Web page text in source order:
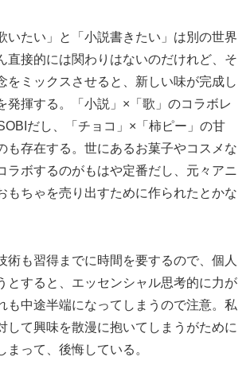
いたい」と「小説書きたい」は別の世界
直接的には関わりはないのだけれど、そ
をミックスさせると、新しい味が完成し
発揮する。「小説」×「歌」のコラボレ
だし、「チョコ」×「柿ピー」の甘
も存在する。世にあるお菓子やコスメな
ラボするのがもはや定番だし、元々アニ
もちゃを売り出すために作られたとかな
術も習得までに時間を要するので、個人
とすると、エッセンシャル思考的に力が
も中途半端になってしまうので注意。私
して興味を散漫に抱いてしまうがために
まって、後悔している。